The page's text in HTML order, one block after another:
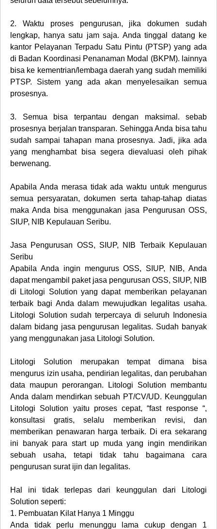
2.
Waktu proses pengurusan, jika dokumen sudah
lengkap, hanya satu jam saja. Anda tinggal datang ke
kantor Pelayanan Terpadu Satu Pintu (PTSP) yang ada
di Badan Koordinasi Penanaman Modal (BKPM). lainnya
bisa ke kementrian/lembaga daerah yang sudah memiliki
PTSP. Sistem yang ada akan menyelesaikan semua
prosesnya.
3.
Semua bisa terpantau dengan maksimal. sebab
prosesnya berjalan transparan. Sehingga Anda bisa tahu
sudah sampai tahapan mana prosesnya. Jadi, jika ada
yang menghambat bisa segera dievaluasi oleh pihak
berwenang.
Apabila Anda merasa tidak ada waktu untuk mengurus
semua persyaratan, dokumen serta tahap-tahap diatas
maka Anda bisa menggunakan jasa Pengurusan OSS,
SIUP, NIB Kepulauan Seribu.
Jasa Pengurusan OSS, SIUP, NIB Terbaik Kepulauan
Seribu
Apabila Anda ingin mengurus OSS, SIUP, NIB, Anda
dapat mengambil paket jasa pengurusan OSS, SIUP, NIB
di Litologi Solution yang dapat memberikan pelayanan
terbaik bagi Anda dalam mewujudkan legalitas usaha.
Litologi Solution sudah terpercaya di seluruh Indonesia
dalam bidang jasa pengurusan legalitas. Sudah banyak
yang menggunakan jasa Litologi Solution.
Litologi Solution merupakan tempat dimana bisa
mengurus izin usaha, pendirian legalitas, dan perubahan
data maupun perorangan. Litologi Solution membantu
Anda dalam mendirkan sebuah PT/CV/UD. Keunggulan
Litologi Solution yaitu proses cepat, “fast response “,
konsultasi gratis, selalu memberikan revisi, dan
memberikan penawaran harga terbaik. Di era sekarang
ini banyak para start up muda yang ingin mendirikan
sebuah usaha, tetapi tidak tahu bagaimana cara
pengurusan surat ijin dan legalitas.
Hal ini tidak terlepas dari keunggulan dari Litologi
Solution seperti:
1. Pembuatan Kilat Hanya 1 Minggu
Anda tidak perlu menunggu lama cukup dengan 1